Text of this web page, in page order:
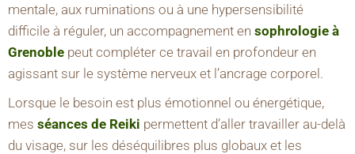
mentale, aux ruminations ou à une hypersensibilité
difficile à réguler, un accompagnement en sophrologie à
Grenoble peut compléter ce travail en profondeur en
agissant sur le système nerveux et l’ancrage corporel.
Lorsque le besoin est plus émotionnel ou énergétique,
mes séances de Reiki permettent d’aller travailler au-delà
du visage, sur les déséquilibres plus globaux et les